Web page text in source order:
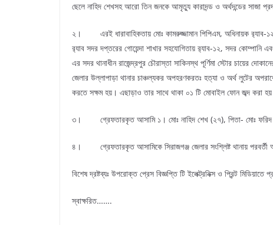
ছেলে নাহিদ শেখসহ আরো তিন জনকে আমৃত্যু কারাদন্ড ও অর্থদন্ডের সাজা
২। এরই ধারাবাহিকতায় মোঃ কামরুজ্জামান পিপিএম, অধিনায়ক র‌্যাব-
র‌্যাব সদর দপ্তরের গোয়েন্দা শাখার সহযোগিতায় র‌্যাব-১২, সদর কোম্পানি
এর সদর থানাধীন রাজেন্দ্রপুর চৌরাস্তা সাকিনস্থ পূর্ণিমা স্টোর চায়ের
জেলার উল্লাপাড়া থানার চাঞ্চল্যকর অপহরণকরতঃ হত্যা ও অর্থ লুটের
করতে সক্ষম হয়। এছাড়াও তার সাথে থাকা ০১ টি মোবাইল ফোন জব্দ করা
৩। গ্রেফতারকৃত আসামি ১। মোঃ নাহিদ শেখ (২৭), পিতা- মোঃ ফরিদ
৪। গ্রেফতারকৃত আসামিকে সিরাজগঞ্জ জেলার সংশ্লিষ্ট থানায় পরবর্তী
বিশেষ দ্রষ্টব্যঃ উপরোক্ত প্রেস বিজ্ঞপ্তি টি ইলেক্ট্রনিক্স ও প্রিন্ট
স্বাক্ষরিত…….